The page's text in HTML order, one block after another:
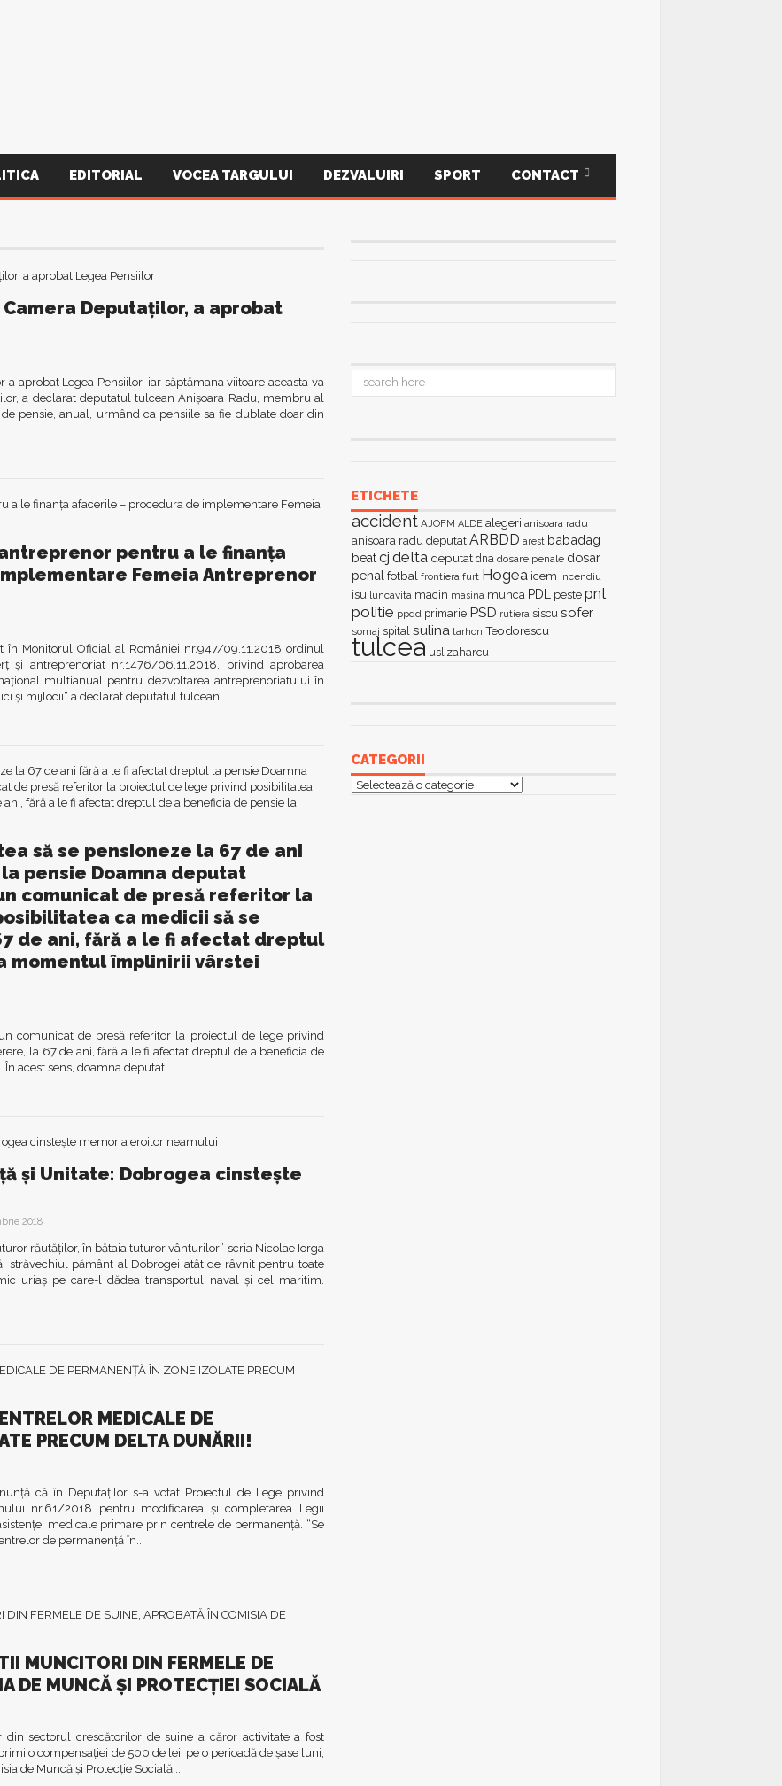
EDITORIAL VOCEA TARGULUI DEZVALUIRI SPORT CONTACT
Deputaților, a aprobat
aprobat Legea Pensiilor, iar săptămana viitoare aceasta va
a declarat deputatul tulcean Anișoara Radu, membru al
pensie, anual, urmând ca pensiile sa fie dublate doar din
pentru a le finanța
Femeia Antreprenor
în Monitorul Oficial al României nr.947/09.11.2018 ordinul
și antreprenoriat nr.1476/06.11.2018, privind aprobarea
multianual pentru dezvoltarea antreprenoriatului în
și mijlocii“ a declarat deputatul tulcean...
să se pensioneze la 67 de ani
pensie Doamna deputat
comunicat de presă referitor la
ca medicii să se
de ani, fără a le fi afectat dreptul
momentul împlinirii vârstei
comunicat de presă referitor la proiectul de lege privind
la 67 de ani, fără a le fi afectat dreptul de a beneficia de
acest sens, doamna deputat...
și Unitate: Dobrogea cinstește
2018
răutăților, în bătaia tuturor vânturilor” scria Nicolae Iorga
străvechiul pământ al Dobrogei atât de râvnit pentru toate
uriaș pe care-l dădea transportul naval și cel maritim.
MEDICALE DE
PRECUM DELTA DUNĂRII!
că în Deputaților s-a votat Proiectul de Lege privind
nr.61/2018 pentru modificarea şi completarea Legii
medicale primare prin centrele de permanenţă. “Se
de permanenţă în...
MUNCITORI DIN FERMELE DE
DE MUNCĂ ȘI PROTECȚIEI SOCIALĂ
din sectorul crescătorilor de suine a căror activitate a fost
o compensației de 500 de lei, pe o perioadă de șase luni,
de Muncă și Protecție Socială,...
ETICHETE
accident AJOFM ALDE alegeri anisoara radu
anisoara radu deputat ARBDD arest babadag
beatcj delta deputat dna dosare penale dosar
penal fotbal frontiera furt Hogea icem incendiu
isu luncavita macin masina munca PDL peste pnl
politie ppdd primarie PSD rutiera siscu sofer
somaj spital sulina tarhon Teodorescu
tulcea usl zaharcu
CATEGORII
Categorii